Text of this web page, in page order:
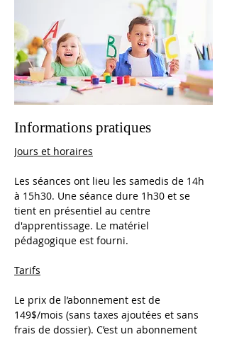
Informations pratiques
Jours et horaires
Les séances ont lieu les samedis de 14h
à 15h30. Une séance dure 1h30 et se
tient en présentiel au centre
d'apprentissage. Le matériel
pédagogique est fourni.
Tarifs
Le prix de l’abonnement est de
149$/mois (sans taxes ajoutées et sans
frais de dossier). C’est un abonnement